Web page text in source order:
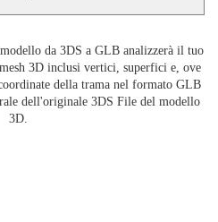
da 3DS a GLB analizzerà il tuo
3D inclusi vertici, superfici e, ove
della trama nel formato GLB
dell'originale 3DS File del modello
3D.